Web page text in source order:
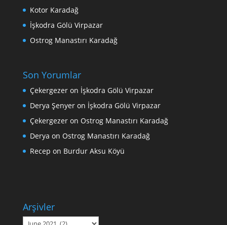
Kotor Karadağ
İşkodra Gölü Virpazar
Ostrog Manastırı Karadağ
Son Yorumlar
Çekergezeron İşkodra Gölü Virpazar
Derya Şenyeron İşkodra Gölü Virpazar
Çekergezeron Ostrog Manastırı Karadağ
Derya on Ostrog Manastırı Karadağ
Recep on Burdur Aksu Köyü
Arşivler
Arşivler